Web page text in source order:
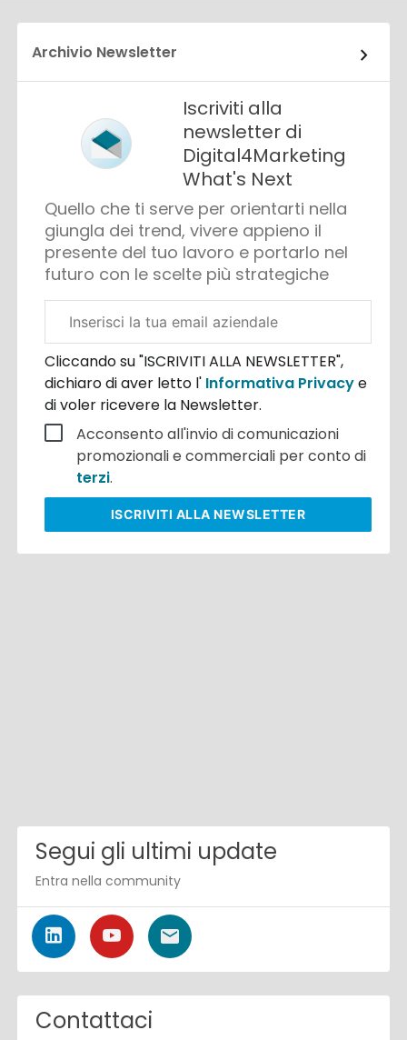
Archivio Newsletter
Iscriviti alla
newsletter di
Digital4Marketing
What's Next
Quello che ti serve per orientarti nella
giungla dei trend, vivere appieno il
presente del tuo lavoro e portarlo nel
futuro con le scelte più strategiche
aziendale
Cliccando su "ISCRIVITI ALLA NEWSLETTER",
dichiaro di aver letto l' Informativa Privacye
di voler ricevere la Newsletter.
Acconsento all'invio di comunicazioni
promozionali e commerciali per conto di
terzi.
ISCRIVITI ALLA NEWSLETTER
Segui gli ultimi update
Entra nella community
Contattaci